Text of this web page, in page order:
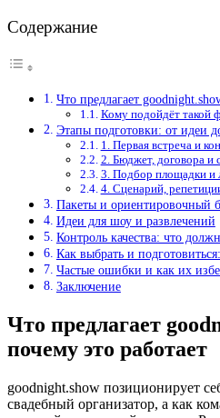
Содержание
Что предлагает
Кому подойдёт такой
Этапы подготовки: от идеи
1. Первая встреча и
2. Бюджет, договора и
3. Подбор площадки и
4. Сценарий,
Пакеты и ориентировочный
Идеи для шоу и развлечений
Контроль качества: что
Как выбрать и
Частые ошибки и как их
Заключение
Что предлагает
почему это работает
goodnight.show позиционирует
свадебный организатор, а как